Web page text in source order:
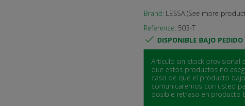
Brand: LESSA (See more
Reference: 503-T
 DISPONIBLE BAJO PEDIDO
Artículo sin stock
que estos productos no
caso de que el producto
comunicaremos con usted
posible retraso en producto